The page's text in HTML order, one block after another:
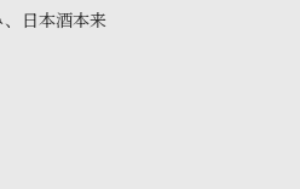
日本酒本来